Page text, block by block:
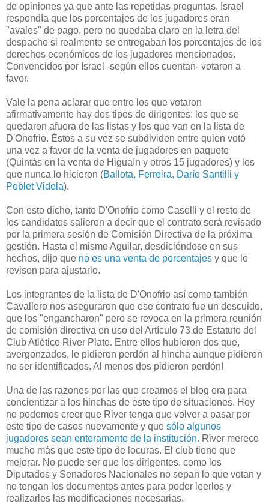
de opiniones ya que ante las repetidas preguntas, Israel
respondía que los porcentajes de los jugadores eran
"avales" de pago, pero no quedaba claro en la letra del
despacho si realmente se entregaban los porcentajes de los
derechos económicos de los jugadores mencionados.
Convencidos por Israel -según ellos cuentan- votaron a
favor.
Vale la pena aclarar que entre los que votaron
afirmativamente hay dos tipos de dirigentes: los que se
quedaron afuera de las listas y los que van en la lista de
D'Onofrio. Éstos a su vez se subdividen entre quien votó
una vez a favor de la venta de jugadores en paquete
(Quintás en la venta de Higuaín y otros 15 jugadores) y los
que nunca lo hicieron (Ballota, Ferreira, Darío Santilli y
Poblet Videla).
Con esto dicho, tanto D'Onofrio como Caselli y el resto de
los candidatos salieron a decir que el contrato será revisado
por la primera sesión de Comisión Directiva de la próxima
gestión. Hasta el mismo Aguilar, desdiciéndose en sus
hechos, dijo que no es una venta de porcentajes y que lo
revisen para ajustarlo.
Los integrantes de la lista de D'Onofrio así como también
Cavallero nos aseguraron que ese contrato fue un descuido,
que los "engancharon" pero se revoca en la primera reunión
de comisión directiva en uso del Artículo 73 de Estatuto del
Club Atlético River Plate. Entre ellos hubieron dos que,
avergonzados, le pidieron perdón al hincha aunque pidieron
no ser identificados. Al menos dos pidieron perdón!
Una de las razones por las que creamos el blog era para
concientizar a los hinchas de este tipo de situaciones. Hoy
no podemos creer que River tenga que volver a pasar por
este tipo de casos nuevamente y que sólo algunos
jugadores sean enteramente de la institución. River merece
mucho más que este tipo de locuras. El club tiene que
mejorar. No puede ser que los dirigentes, como los
Diputados y Senadores Nacionales no sepan lo que votan y
no tengan los documentos antes para poder leerlos y
realizarles las modificaciones necesarias.